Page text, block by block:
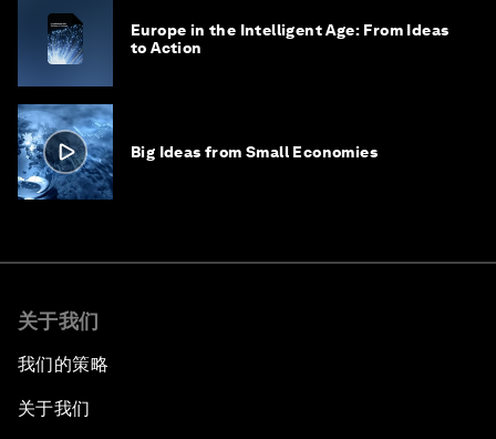
Europe in the Intelligent Age: From Ideas
to Action
Big Ideas from Small Economies
关于我们
我们的策略
关于我们